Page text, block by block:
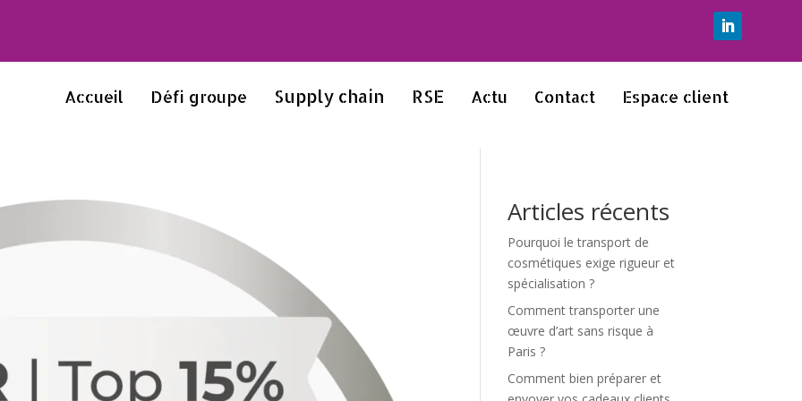
Accueil Défi groupe Supply chain RSE Actu Contact Espace client
Articles récents
Pourquoi le transport de
cosmétiques exige rigueur et
spécialisation ?
Comment transporter une
œuvre d’art sans risque à
Paris ?
Comment bien préparer et